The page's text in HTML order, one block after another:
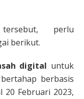
perlu
berikut.
digital untuk
berbasis
20 Februari 2023,